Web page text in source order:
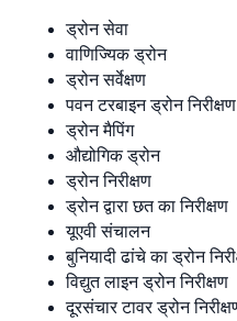
ड्रोन सेवा
वाणिज्यिक ड्रोन
ड्रोन सर्वेक्षण
पवन टरबाइन ड्रोन निरीक्षण
ड्रोन मैपिंग
औद्योगिक ड्रोन
ड्रोन निरीक्षण
ड्रोन द्वारा छत का निरीक्षण
यूएवी संचालन
बुनियादी ढांचे का ड्रोन
विद्युत लाइन ड्रोन निरीक्षण
दूरसंचार टावर ड्रोन